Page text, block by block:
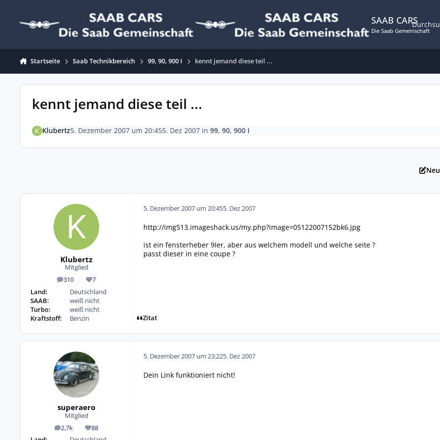
SAAB CARS
Die Saab Gemeinschaft
Startseite Saab Technikbereich 99, 90, 900 I kennt jemand diese teil ...
kennt jemand diese teil ...
Klubertz5. Dezember 2007 um 20:455. Dez 2007in 99, 90, 900 I
Klubertz
Mitglied
310
Beiträge 7
Reputation
Land:
Deutschland
SAAB:
weiß nicht
Turbo:
weiß nicht
Kraftstoff:
Benzin
5. Dezember 2007 um 20:455. Dez 2007
http://img513.imageshack.us/my.php?image=05122007152bk6.jpg
ist ein fensterheber 9Ier, aber aus welchem modell und welche seite ?
passt dieser in eine coupe ?
Zitat
superaero
Mitglied
2,7k
Beiträge 88
Reputation
5. Dezember 2007 um 23:225. Dez 2007
Dein Link funktioniert nicht!